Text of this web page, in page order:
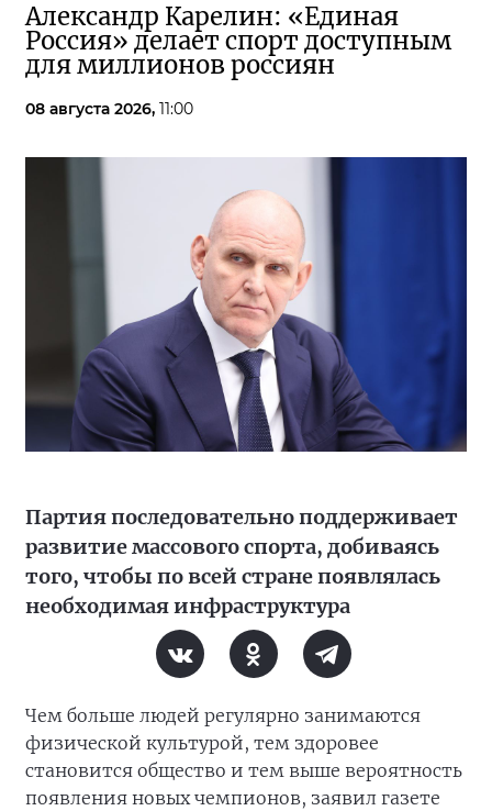
Александр Карелин: «Единая
Россия» делает спорт доступным
для миллионов россиян
08 августа 2026, 11:00
Партия последовательно поддерживает
развитие массового спорта, добиваясь
того, чтобы по всей стране появлялась
необходимая инфраструктура
Чем больше людей регулярно занимаются
физической культурой, тем здоровее
становится общество и тем выше вероятность
появления новых чемпионов, заявил газете